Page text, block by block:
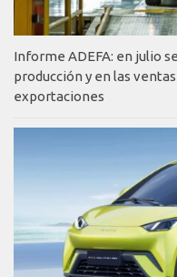
Informe ADEFA: en julio
producción y en las
exportaciones